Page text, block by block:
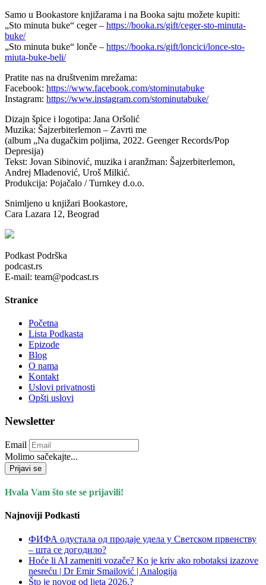
Samo u Bookastore knjižarama i na Booka sajtu možete kupiti:
„Sto minuta buke“ ceger – https://booka.rs/gift/ceger-sto-minuta-
buke/
„Sto minuta buke“ lonče – https://booka.rs/gift/loncici/lonce-sto-
miuta-buke-beli/
Pratite nas na društvenim mrežama:
Facebook: https://www.facebook.com/stominutabuke
Instagram: https://www.instagram.com/stominutabuke/
Dizajn špice i logotipa: Jana Oršolić
Muzika: Šajzerbiterlemon – Zavrti me
(album „Na dugačkim poljima, 2022. Geenger Records/Pop
Depresija)
Tekst: Jovan Sibinović, muzika i aranžman: Šajzerbiterlemon,
Andrej Mladenović, Uroš Milkić.
Produkcija: Pojačalo / Turnkey d.o.o.
Snimljeno u knjižari Bookastore,
Cara Lazara 12, Beograd
Podkast Podrška
podcast.rs
E-mail: team@podcast.rs
Stranice
Početna
Lista Podkasta
Epizode
Blog
O nama
Kontakt
Uslovi privatnosti
Opšti uslovi
Newsletter
Email
Molimo sačekajte...
Prijavi se
Hvala Vam što ste se prijavili!
Najnoviji Podkasti
ФИФА одустала од продаје удела у Светском првенству
– шта се догодило?
Hoće li AI zameniti vozače? Ko je kriv ako robotaksi izazove
nesreću | Dr Emir Smailović | Analogija
Što je novog od ljeta 2026.?